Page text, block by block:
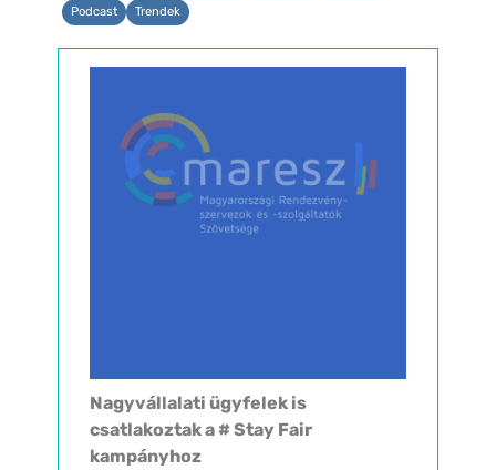
Podcast
Trendek
Nagyvállalati ügyfelek is
csatlakoztak a # Stay Fair
kampányhoz